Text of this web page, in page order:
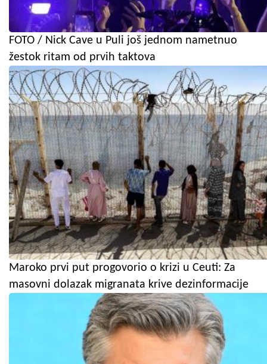
FOTO / Nick Cave u Puli još jednom nametnuo
žestok ritam od prvih taktova
Maroko prvi put progovorio o krizi u Ceuti: Za
masovni dolazak migranata krive dezinformacije